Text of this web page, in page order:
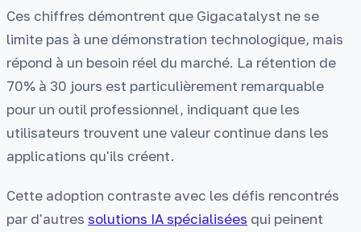
Ces chiffres démontrent que Gigacatalyst ne se
limite pas à une démonstration technologique, mais
répond à un besoin réel du marché. La rétention de
70% à 30 jours est particulièrement remarquable
pour un outil professionnel, indiquant que les
utilisateurs trouvent une valeur continue dans les
applications qu'ils créent.
Cette adoption contraste avec les défis rencontrés
par d'autres solutions IA spécialisées qui peinent